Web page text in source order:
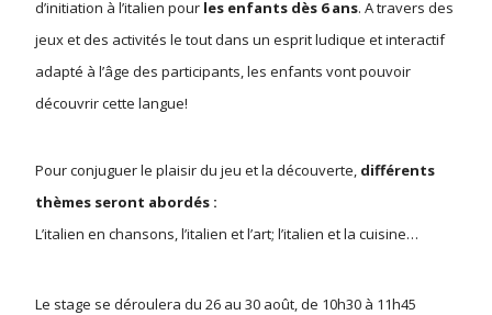
d’initiation à l’italien pour les enfants dès 6 ans. A travers des
jeux et des activités le tout dans un espritludique et interactif
adapté à l’âge des participants, les enfants vont pouvoir
découvrir cette langue!
Pour conjuguer le plaisir du jeu et la découverte, différents
thèmes seront abordés :
L’italien en chansons, l’italien et l’art; l’italien et la cuisine…
Le stage se déroulera du 26 au 30 août, de 10h30 à 11h45